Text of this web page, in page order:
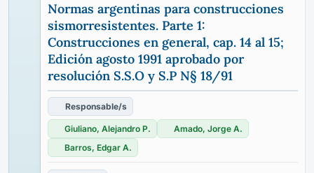
Normas argentinas para construcciones
sismorresistentes. Parte 1:
Construcciones en general, cap. 14 al 15;
Edición agosto 1991 aprobado por
resolución S.S.O y S.P N§ 18/91
Responsable/s
Giuliano, Alejandro P.
Amado, Jorge A.
Barros, Edgar A.